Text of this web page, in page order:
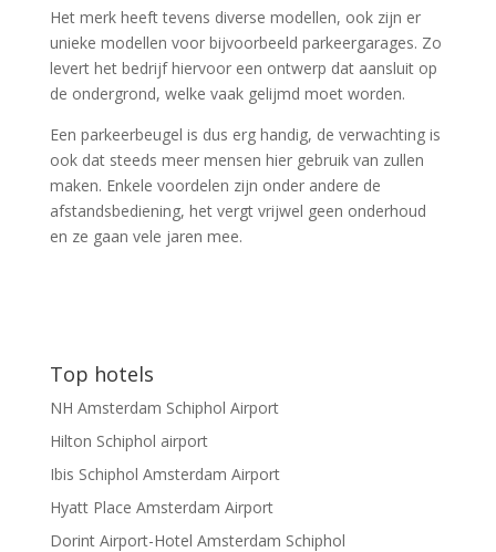
Het merk heeft tevens diverse modellen, ook zijn er
unieke modellen voor bijvoorbeeld parkeergarages. Zo
levert het bedrijf hiervoor een ontwerp dat aansluit op
de ondergrond, welke vaak gelijmd moet worden.
Een parkeerbeugel is dus erg handig, de verwachting is
ook dat steeds meer mensen hier gebruik van zullen
maken. Enkele voordelen zijn onder andere de
afstandsbediening, het vergt vrijwel geen onderhoud
en ze gaan vele jaren mee.
Top hotels
NH Amsterdam Schiphol Airport
Hilton Schiphol airport
Ibis Schiphol Amsterdam Airport
Hyatt Place Amsterdam Airport
Dorint Airport-Hotel Amsterdam Schiphol